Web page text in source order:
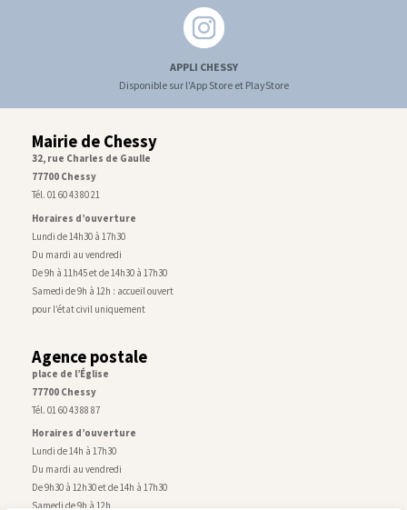
APPLI CHESSY
Disponible sur l'App Store et PlayStore
Mairie de Chessy
32, rue Charles de Gaulle
77700 Chessy
Tél. 01 60 43 80 21
Horaires d’ouverture
Lundi de 14h30 à 17h30
Du mardi au vendredi
De 9h à 11h45 et de 14h30 à 17h30
Samedi de 9h à 12h : accueil ouvert
pour l’état civil uniquement
Agence postale
place de l’Église
77700 Chessy
Tél. 01 60 43 88 87
Horaires d’ouverture
Lundi de 14h à 17h30
Du mardi au vendredi
De 9h30 à 12h30 et de 14h à 17h30
Samedi de 9h à 12h